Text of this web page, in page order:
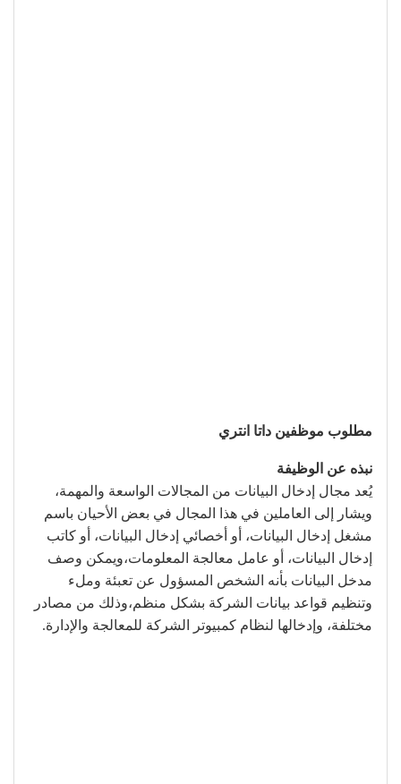
مطلوب موظفين داتا انتري
نبذه عن الوظيفة
يُعد مجال إدخال البيانات من المجالات الواسعة والمهمة،
ويشار إلى العاملين في هذا المجال في بعض الأحيان باسم
مشغل إدخال البيانات، أو أخصائي إدخال البيانات، أو كاتب
إدخال البيانات، أو عامل معالجة المعلومات،ويمكن وصف
مدخل البيانات بأنه الشخص المسؤول عن تعبئة وملء
وتنظيم قواعد بيانات الشركة بشكل منظم،وذلك من مصادر
مختلفة، وإدخالها لنظام كمبيوتر الشركة للمعالجة والإدارة.